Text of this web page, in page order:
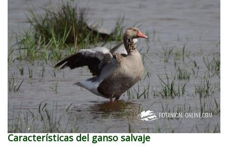
Características del ganso salvaje